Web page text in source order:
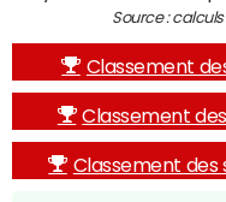
Source :
Classement
Classement
Classement des